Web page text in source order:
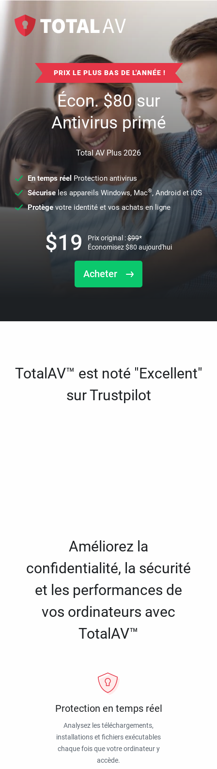
PRIX LE PLUS BAS DE L'ANNÉE !
Écon.$80sur
Antivirus primé
Total AV Plus 2026
En temps réel Protection antivirus
Sécuriseles appareils Windows, Mac®, Android et iOS
Protège votre identité et vos achats en ligne
Acheter
$19 Prix original :$99*
Économisez$80 aujourd'hui
TotalAV™ est noté "Excellent"
sur Trustpilot
Améliorez la
confidentialité, la sécurité
et les performances de
vos ordinateurs avec
TotalAV™
Protection en temps réel
Analysez les téléchargements,
installations et fichiers exécutables
chaque fois que votre ordinateur y
accède.